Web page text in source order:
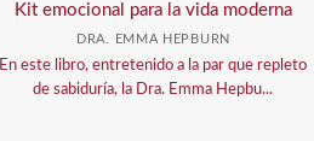
Kit emocional para la vida moderna
DRA. EMMA HEPBURN
En este libro, entretenido a la par que repleto
de sabiduría, la Dra. Emma Hepbu...